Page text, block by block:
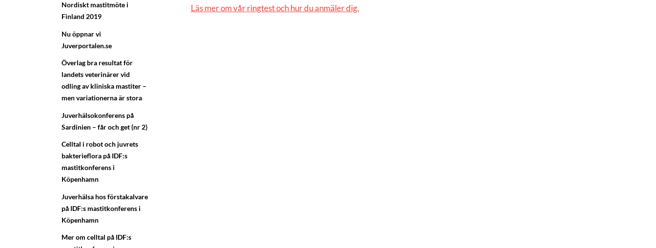
Nordiskt mastitmöte i
Finland 2019
Nu öppnar vi
Juverportalen.se
Överlag bra resultat för
landets veterinärer vid
odling av kliniska mastiter –
men variationerna är stora
Juverhälsokonferens på
Sardinien – får och get (nr 2)
Celltal i robot och juvrets
bakterieflora på IDF:s
mastitkonferens i
Köpenhamn
Juverhälsa hos förstakalvare
på IDF:s mastitkonferens i
Köpenhamn
Mer om celltal på IDF:s
Läs mer om vår ringtest och hur du anmäler dig.